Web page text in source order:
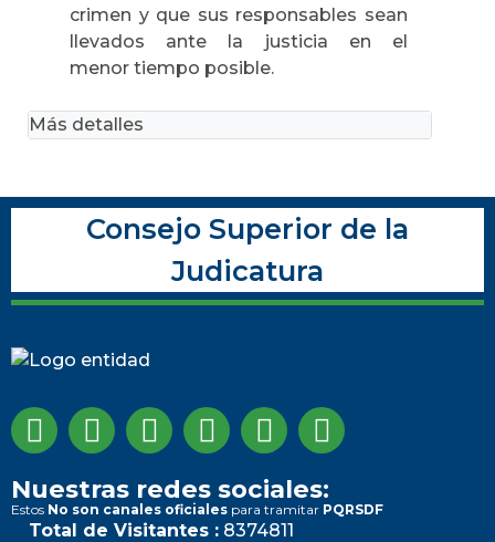
crimen y que sus responsables sean
llevados ante la justicia en el
menor tiempo posible.
Más detalles
Consejo Superior de la
Judicatura
Nuestras redes sociales:
Estos No son canales oficiales para tramitar PQRSDF
Total de Visitantes : 8374811